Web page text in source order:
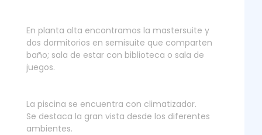
En planta alta encontramos la mastersuite y
dos dormitorios en semisuite que comparten
baño; sala de estar con biblioteca o sala de
juegos.
La piscina se encuentra con climatizador.
Se destaca la gran vista desde los diferentes
ambientes.